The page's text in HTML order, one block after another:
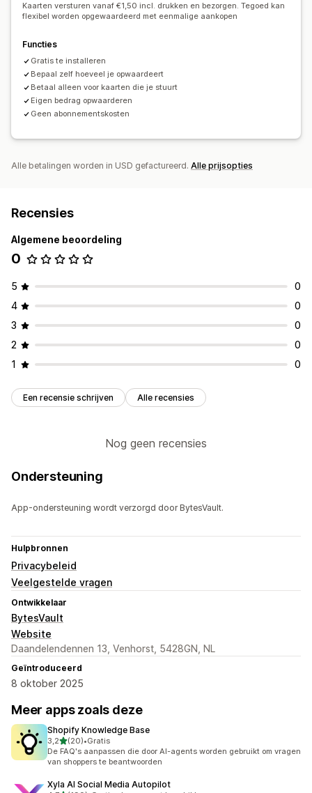
Kaarten versturen vanaf €1,50 incl. drukken en bezorgen. Tegoed kan
flexibel worden opgewaardeerd met eenmalige aankopen
Functies
Gratis te installeren
Bepaal zelf hoeveel je opwaardeert
Betaal alleen voor kaarten die je stuurt
Eigen bedrag opwaarderen
Geen abonnementskosten
Alle betalingen worden in USD gefactureerd. Alle prijsopties
Recensies
Algemene beoordeling
0
5
0
4
0
3
0
2
0
1
0
Een recensie schrijven Alle recensies
Nog geen recensies
Ondersteuning
App-ondersteuning wordt verzorgd door BytesVault.
Hulpbronnen
Privacybeleid
Veelgestelde vragen
Ontwikkelaar
BytesVault
Website
Daandelendennen 13, Venhorst, 5428GN, NL
Geïntroduceerd
8 oktober 2025
Meer apps zoals deze
Shopify Knowledge Base
3,2van 5 sterren
(20)
20 recensies in totaal
•Gratis
De FAQ's aanpassen die door AI-agents worden gebruikt om vragen
van shoppers te beantwoorden
Xyla AI Social Media Autopilot